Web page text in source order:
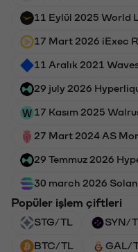
11 Eylül 2025 World
17 Mart 2026 iExec
11 Aralık 2021
29 july 2026
17 Kasım 2025
27 Mart 2024 AS
29 Temmuz 2026
30 march 2026
Popüler işlem çiftleri
STG/TL SYN/
BTC/TL GAL/